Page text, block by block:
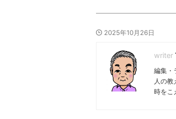
2025年10月26日
編集・
人の教
時をこ